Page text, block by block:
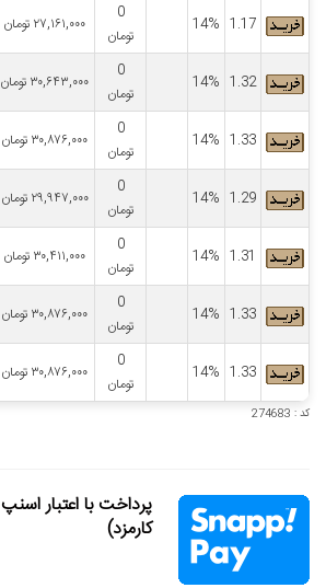
1.17
14%
0
تومان
۲۷,۱۶۱,۰۰۰ تومان
1.32
14%
0
تومان
۳۰,۶۴۳,۰۰۰ تومان
1.33
14%
0
تومان
۳۰,۸۷۶,۰۰۰ تومان
1.29
14%
0
تومان
۲۹,۹۴۷,۰۰۰ تومان
1.31
14%
0
تومان
۳۰,۴۱۱,۰۰۰ تومان
1.33
14%
0
تومان
۳۰,۸۷۶,۰۰۰ تومان
1.33
14%
0
تومان
۳۰,۸۷۶,۰۰۰ تومان
کد : 274683
کارمزد)